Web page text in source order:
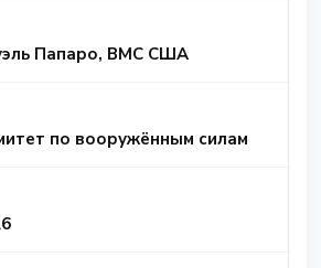
Папаро, ВМС США
по вооружённым силам